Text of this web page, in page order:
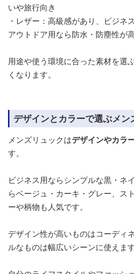
いや旅行向き
・レザー：高級感があり、ビジネ
アウトドア用なら防水・防塵性が
用途や使う環境に合った素材を選
くなります。
デザインとカラーで選ぶメン
メンズリュックはデザインやカラ
す。
ビジネス用ならシンプルな黒・ネ
らベージュ・カーキ・グレー、ス
ーや柄物も人気です。
デザイン性が高いものはコーディ
ルなものは幅広いシーンに使えます